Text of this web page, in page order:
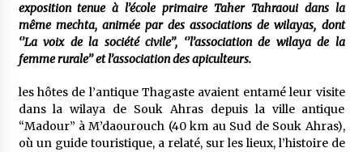
Un conte targui/ Quand la tête est vide
5 ans ago
Tradition orale/ D’où viennent les contes et à
5 ans ago
exposition tenue à l’école primaire Taher Tahraoui dans la
même mechta, animée par des associations de wilayas, dont
‘’La voix de la société civile’’, ‘’l’association de wilaya de la
femme rurale’’ et l’association des apiculteurs.
les hôtes de l’antique Thagaste avaient entamé leur visite
dans la wilaya de Souk Ahras depuis la ville antique
“Madour” à M’daourouch (40 km au Sud de Souk Ahras),
où un guide touristique, a relaté, sur les lieux, l’histoire de